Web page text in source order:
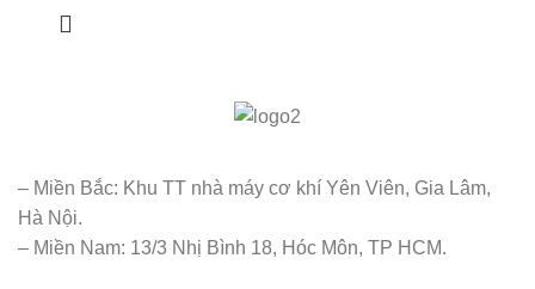
– Miền Bắc: Khu TT nhà máy cơ khí Yên Viên, Gia Lâm,
Hà Nội.
– Miền Nam: 13/3 Nhị Bình 18, Hóc Môn, TP HCM.